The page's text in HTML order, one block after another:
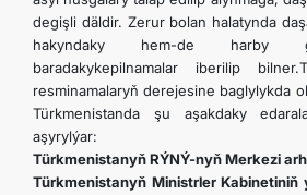
degişli däldir. Zerur bolan halatynda
hakyndaky hem-de harby
baradakykepilnamalar iberilip
resminamalaryň derejesine baglylykda
Türkmenistanda şu aşakdaky
aşyrylýar:
Türkmenistanyň RÝNÝ-nyň Merkezi
Türkmenistanyň Ministrler Kabinetiniň